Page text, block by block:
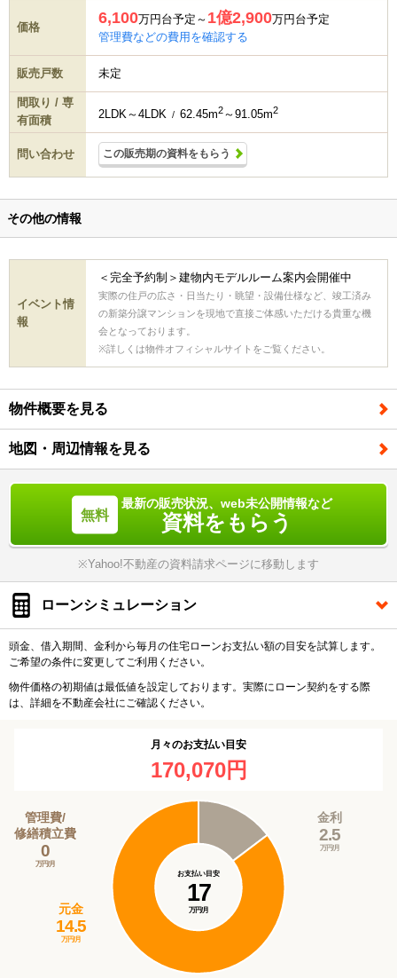
価格
6,100万円台予定～ 1億2,900万円台予定
管理費などの費用を確認する
販売戸数 未定
間取り / 専
有面積
2LDK～4LDK / 62.45m2～91.05m2
問い合わせ この販売期の資料をもらう
その他の情報
イベント情
報
＜完全予約制＞建物内モデルルーム案内会開催中
実際の住戸の広さ・日当たり・眺望・設備仕様など、竣工済み
の新築分譲マンションを現地で直接ご体感いただける貴重な機
会となっております。
※詳しくは物件オフィシャルサイトをご覧ください。
物件概要を見る
地図・周辺情報を見る
最新の販売状況、web未公開情報など
資料をもらう
※Yahoo!不動産の資料請求ページに移動します
ローンシミュレーション
頭金、借入期間、金利から毎月の住宅ローンお支払い額の目安を試算します。
ご希望の条件に変更してご利用ください。
物件価格の初期値は最低値を設定しております。実際にローン契約をする際
は、詳細を不動産会社にご確認ください。
月々のお支払い目安
170,070円
元金
14.5
万円/月
金利
2.5
万円/月
管理費/
修繕積立費
0
万円/月
お支払い目安
17
万円/月